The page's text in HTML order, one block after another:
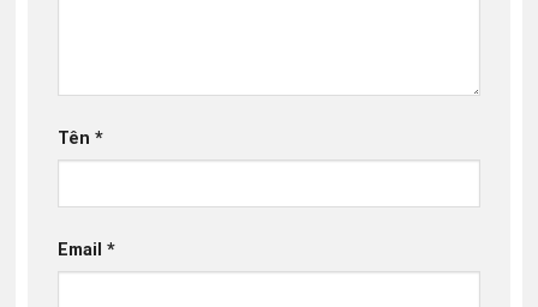
Tên*
Email*